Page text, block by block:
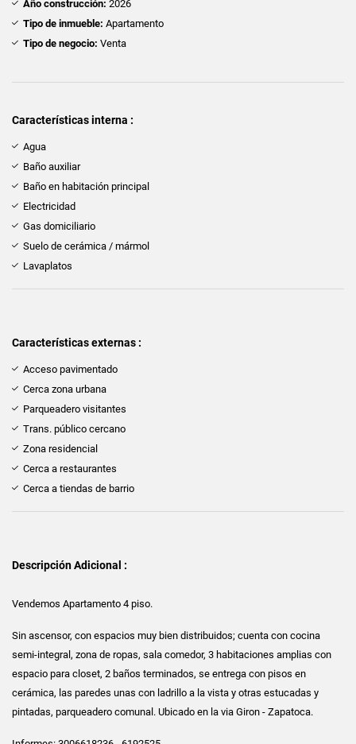
Año construcción: 2026
Tipo de inmueble: Apartamento
Tipo de negocio: Venta
Características interna :
Agua
Baño auxiliar
Baño en habitación principal
Electricidad
Gas domiciliario
Suelo de cerámica / mármol
Lavaplatos
Características externas :
Acceso pavimentado
Cerca zona urbana
Parqueadero visitantes
Trans. público cercano
Zona residencial
Cerca a restaurantes
Cerca a tiendas de barrio
Descripción Adicional :
Vendemos Apartamento 4 piso.
Sin ascensor, con espacios muy bien distribuidos; cuenta con cocina
semi-integral, zona de ropas, sala comedor, 3 habitaciones amplias con
espacio para closet, 2 baños terminados, se entrega con pisos en
cerámica, las paredes unas con ladrillo a la vista y otras estucadas y
pintadas, parqueadero comunal. Ubicado en la via Giron - Zapatoca.